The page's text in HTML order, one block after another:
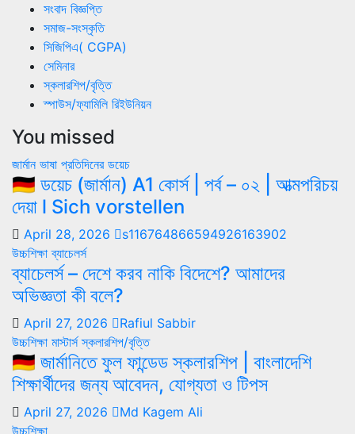
সংবাদ বিজ্ঞপ্তি
সমাজ-সংস্কৃতি
সিজিপিএ( CGPA)
সেমিনার
স্কলারশিপ/বৃত্তি
স্পাউস/ফ্যামিলি রিইউনিয়ন
You missed
জার্মান ভাষা প্রতিদিনের ডয়েচ
🇩🇪 ডয়েচ (জার্মান) A1 কোর্স | পর্ব – ০২ | আত্মপরিচয়
দেয়া l Sich vorstellen
April 28, 2026
s116764866594926163902
উচ্চশিক্ষাব্যাচেলর্স
ব্যাচেলর্স – দেশে করব নাকি বিদেশে? আমাদের
অভিজ্ঞতা কী বলে?
April 27, 2026
Rafiul Sabbir
উচ্চশিক্ষা মাস্টার্সস্কলারশিপ/বৃত্তি
🇩🇪 জার্মানিতে ফুল ফান্ডেড স্কলারশিপ | বাংলাদেশি
শিক্ষার্থীদের জন্য আবেদন, যোগ্যতা ও টিপস
April 27, 2026
Md Kagem Ali
উচ্চশিক্ষা